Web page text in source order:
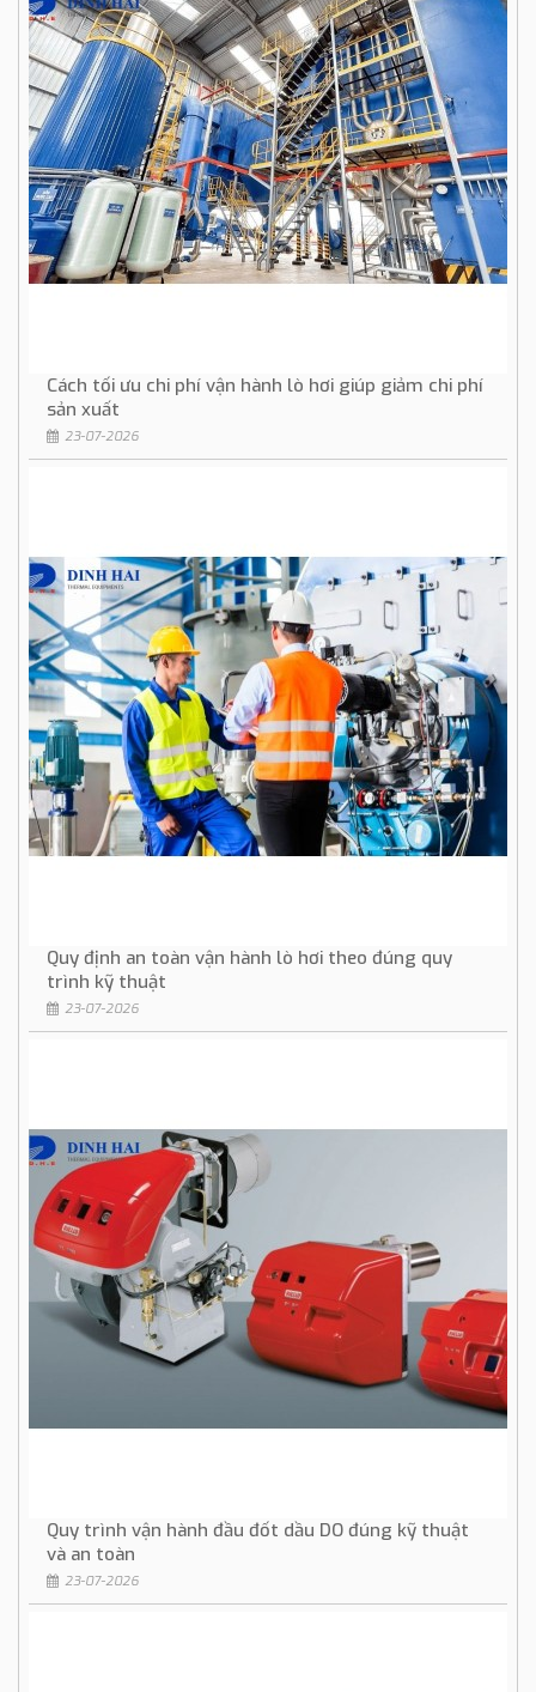
Cách tối ưu chi phí vận hành lò hơi giúp giảm chi phí
sản xuất
23-07-2026
Quy định an toàn vận hành lò hơi theo đúng quy
trình kỹ thuật
23-07-2026
Quy trình vận hành đầu đốt dầu DO đúng kỹ thuật
và an toàn
23-07-2026